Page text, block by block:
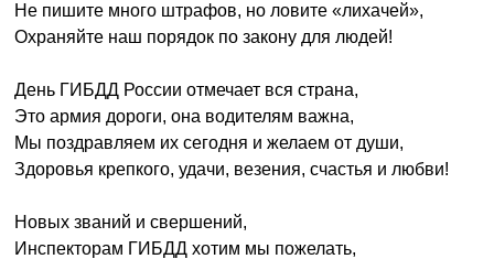
Не пишите много штрафов, но ловите «лихачей»,
Охраняйте наш порядок по закону для людей!
День ГИБДД России отмечает вся страна,
Это армия дороги, она водителям важна,
Мы поздравляем их сегодня и желаем от души,
Здоровья крепкого, удачи, везения, счастья и любви!
Новых званий и свершений,
Инспекторам ГИБДД хотим мы пожелать,